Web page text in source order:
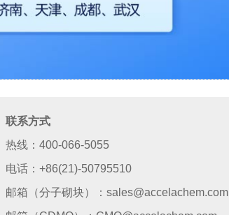
联系方式
热线：400-066-5055
电话：+86(21)-50795510
邮箱（分子砌块）：sales@accelachem.com